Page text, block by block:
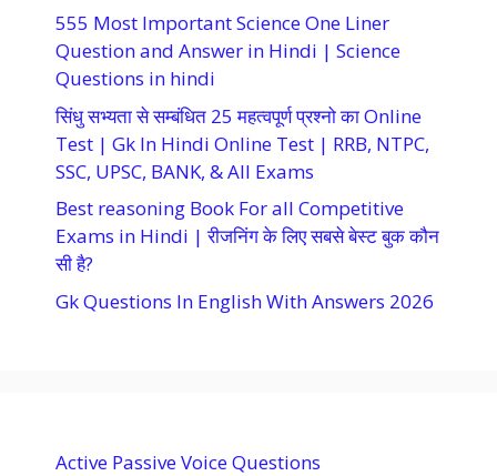
555 Most Important Science One Liner
Question and Answer in Hindi | Science
Questions in hindi
सिंधु सभ्यता से सम्बंधित 25 महत्वपूर्ण प्रश्नो का Online
Test | Gk In Hindi Online Test | RRB, NTPC,
SSC, UPSC, BANK, & All Exams
Best reasoning Book For all Competitive
Exams in Hindi | रीजनिंग के लिए सबसे बेस्ट बुक कौन
सी है?
Gk Questions In English With Answers 2026
Active Passive Voice Questions